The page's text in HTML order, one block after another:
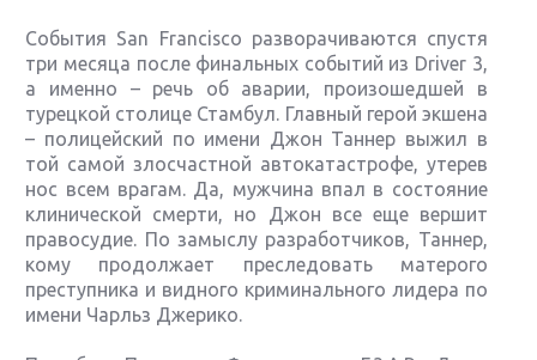
События San Francisco разворачиваются спустя
три месяца после финальных событий из Driver 3,
а именно – речь об аварии, произошедшей в
турецкой столице Стамбул. Главный герой экшена
– полицейский по имени Джон Таннер выжил в
той самой злосчастной автокатастрофе, утерев
нос всем врагам. Да, мужчина впал в состояние
клинической смерти, но Джон все еще вершит
правосудие. По замыслу разработчиков, Таннер,
кому продолжает преследовать матерого
преступника и видного криминального лидера по
имени Чарльз Джерико.